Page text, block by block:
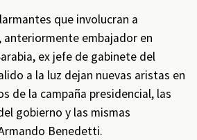
que involucran a
embajador en
ex jefe de gabinete del
a la luz dejan nuevas aristas en
de la campaña presidencial, las
gobierno y las mismas
Benedetti.